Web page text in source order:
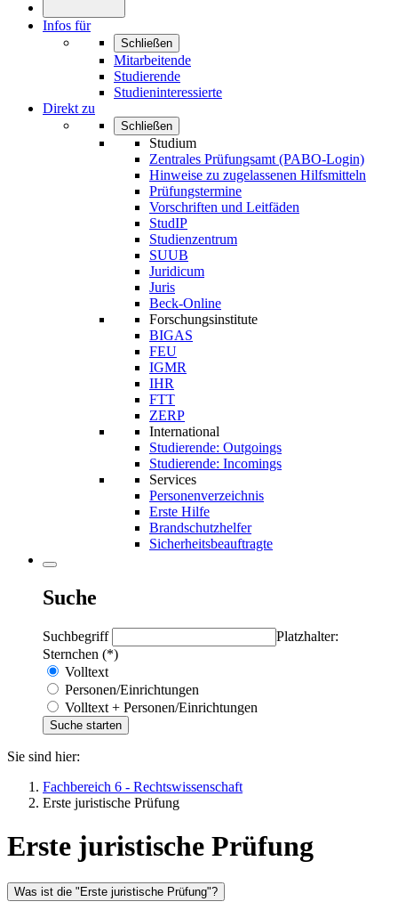
Infos für
Schließen
Mitarbeitende
Studierende
Studieninteressierte
Direkt zu
Schließen
Studium
Zentrales Prüfungsamt (PABO-Login)
Hinweise zu zugelassenen Hilfsmitteln
Prüfungstermine
Vorschriften und Leitfäden
StudIP
Studienzentrum
SUUB
Juridicum
Juris
Beck-Online
Forschungsinstitute
BIGAS
FEU
IGMR
IHR
FTT
ZERP
International
Studierende: Outgoings
Studierende: Incomings
Services
Personenverzeichnis
Erste Hilfe
Brandschutzhelfer
Sicherheitsbeauftragte
Suche
Suchbegriff
Platzhalter:
Sternchen (*)
Volltext
Personen/Einrichtungen
Volltext + Personen/Einrichtungen
Sie sind hier:
Fachbereich 6 - Rechtswissenschaft
Erste juristische Prüfung
Erste juristische Prüfung
Was ist die "Erste juristische Prüfung"?